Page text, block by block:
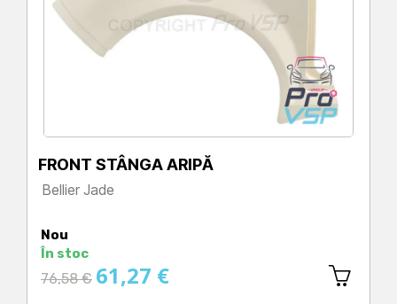
FRONT STÂNGA ARIPĂ
Bellier Jade
Nou
În stoc
Preț
obișnuit
76,58 € 61,27 €